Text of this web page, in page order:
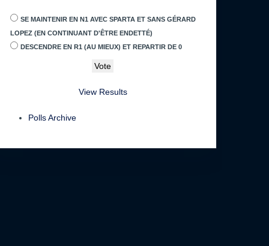
SE MAINTENIR EN N1 AVEC SPARTA ET SANS GÉRARD
LOPEZ (EN CONTINUANT D'ÊTRE ENDETTÉ)
DESCENDRE EN R1 (AU MIEUX) ET REPARTIR DE 0
View Results
Polls Archive